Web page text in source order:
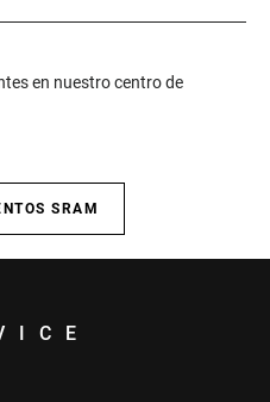
en nuestro centro de
SRAM